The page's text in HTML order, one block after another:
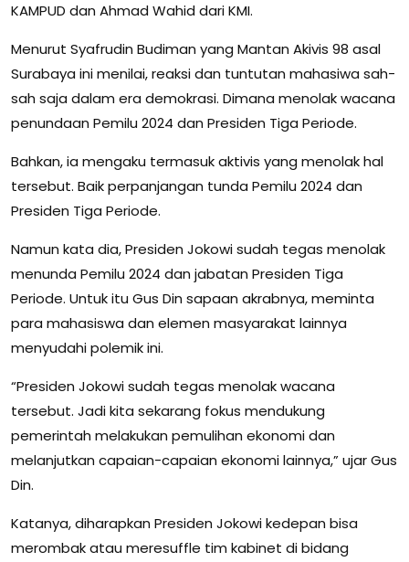
KAMPUD dan Ahmad Wahid dari KMI.
Menurut Syafrudin Budiman yang Mantan Akivis 98 asal
Surabaya ini menilai, reaksi dan tuntutan mahasiwa sah-
sah saja dalam era demokrasi. Dimana menolak wacana
penundaan Pemilu 2024 dan Presiden Tiga Periode.
Bahkan, ia mengaku termasuk aktivis yang menolak hal
tersebut. Baik perpanjangan tunda Pemilu 2024 dan
Presiden Tiga Periode.
Namun kata dia, Presiden Jokowi sudah tegas menolak
menunda Pemilu 2024 dan jabatan Presiden Tiga
Periode. Untuk itu Gus Din sapaan akrabnya, meminta
para mahasiswa dan elemen masyarakat lainnya
menyudahi polemik ini.
“Presiden Jokowi sudah tegas menolak wacana
tersebut. Jadi kita sekarang fokus mendukung
pemerintah melakukan pemulihan ekonomi dan
melanjutkan capaian-capaian ekonomi lainnya,” ujar Gus
Din.
Katanya, diharapkan Presiden Jokowi kedepan bisa
merombak atau meresuffle tim kabinet di bidang